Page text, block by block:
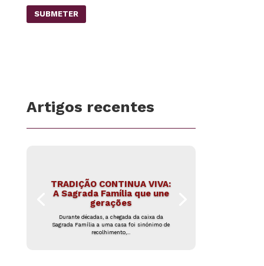
SUBMETER
Artigos recentes
TRADIÇÃO CONTINUA VIVA:
A Sagrada Família que une
gerações
Durante décadas, a chegada da caixa da
Sagrada Família a uma casa foi sinónimo de
recolhimento,...